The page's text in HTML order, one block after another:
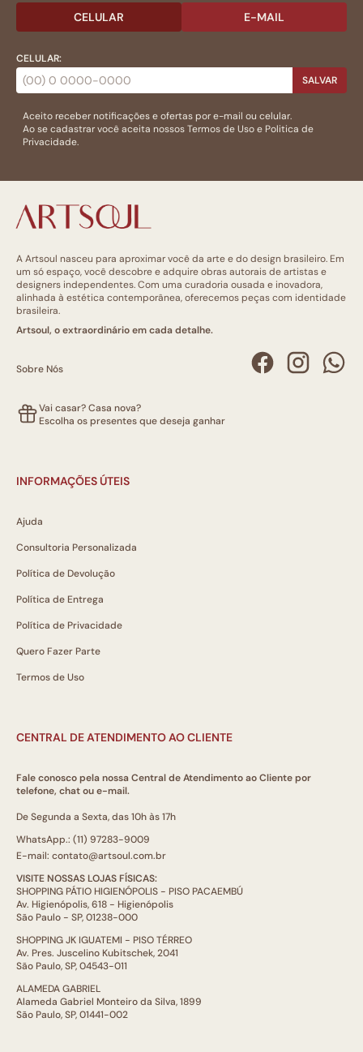
CELULAR E-MAIL
CELULAR:
SALVAR
Aceito receber notificações e ofertas por e-mail ou celular.
Ao se cadastrar você aceita nossosTermos de Usoe Politica de
Privacidade.
A Artsoul nasceu para aproximar você da arte e do design brasileiro. Em
um só espaço, você descobre e adquire obras autorais de artistas e
designers independentes. Com uma curadoria ousada e inovadora,
alinhada à estética contemporânea, oferecemos peças com identidade
brasileira.
Artsoul, o extraordinário em cada detalhe.
Sobre Nós
Vai casar? Casa nova?
Escolha os presentes que deseja ganhar
INFORMAÇÕES ÚTEIS
Ajuda
Consultoria Personalizada
Política de Devolução
Política de Entrega
Política de Privacidade
Quero Fazer Parte
Termos de Uso
CENTRAL DE ATENDIMENTO AO CLIENTE
Fale conosco pela nossa Central de Atendimento ao Cliente por
telefone, chat ou e-mail.
De Segunda a Sexta, das 10h às 17h
WhatsApp.: (11) 97283-9009
E-mail: contato@artsoul.com.br
VISITE NOSSAS LOJAS FÍSICAS:
SHOPPING PÁTIO HIGIENÓPOLIS - PISO PACAEMBÚ
Av. Higienópolis, 618 - Higienópolis
São Paulo - SP, 01238-000
SHOPPING JK IGUATEMI - PISO TÉRREO
Av. Pres. Juscelino Kubitschek, 2041
São Paulo, SP, 04543-011
ALAMEDA GABRIEL
Alameda Gabriel Monteiro da Silva, 1899
São Paulo, SP, 01441-002